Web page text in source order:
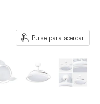
Pulse para acercar